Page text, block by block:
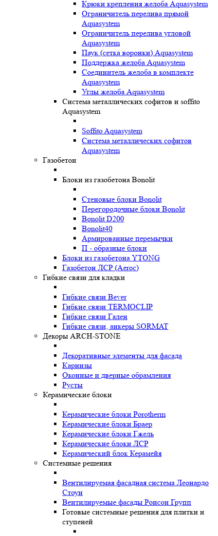
Крюки крепления желоба Aquasystem
Ограничитель перелива прямой
Aquasystem
Ограничитель перелива угловой
Aquasystem
Паук (сетка воронки) Aquasystem
Поддержка желоба Aquasystem
Соединитель желоба в комплекте
Aquasystem
Углы желоба Aquasystem
Система металлических софитов и soffito
Aquasystem
Soffito Aquasystem
Система металлических софитов
Aquasystem
Газобетон
Блоки из газобетона Bonolit
Стеновые блоки Bonolit
Перегородочные блоки Bonolit
Bonolit D200
Bonolit40
Армированные перемычки
П - образные блоки
Блоки из газобетона YTONG
Газобетон ЛСР (Aeroc)
Гибкие связи для кладки
Гибкие связи Bever
Гибкие связи TERMOCLIP
Гибкие связи Гален
Гибкие связи, анкеры SORMAT
Декоры ARCH-STONE
Декоративные элементы для фасада
Карнизы
Оконные и дверные обрамления
Русты
Керамические блоки
Керамические блоки Porotherm
Керамические блоки Браер
Керамические блоки Гжель
Керамические блоки ЛСР
Керамический блок Керамейя
Системные решения
Вентилируемая фасадная система Леонардо
Стоун
Вентилируемые фасады Ронсон Групп
Готовые системные решения для плитки и
ступеней